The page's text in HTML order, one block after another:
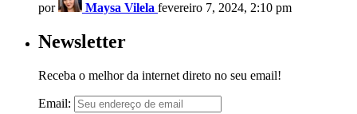
por Maysa Vilela fevereiro 7, 2024, 2:10 pm
Newsletter
Receba o melhor da internet direto no seu email!
Email: